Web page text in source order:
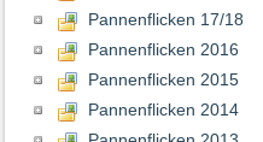
Pannenflicken 17/18
Pannenflicken 2016
Pannenflicken 2015
Pannenflicken 2014